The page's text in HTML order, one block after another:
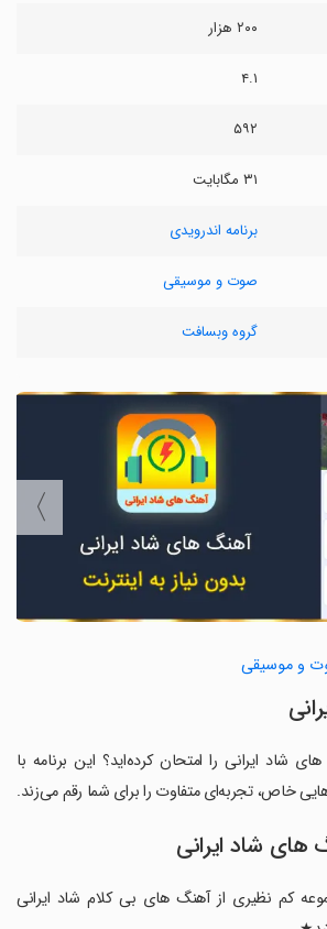
۲۰۰ هزار
۴.۱
۵۹۲
۳۱ مگابایت
برنامه اندرویدی
صوت و موسیقی
گروه وبسافت
〉
و موسیقی
شاد ایرانی را امتحان کرده‌اید؟ این برنامه با
خاص، تجربه‌ای متفاوت را برای شما رقم می‌زند.
های شاد ایرانی
کم نظیری از آهنگ های بی کلام شاد ایرانی